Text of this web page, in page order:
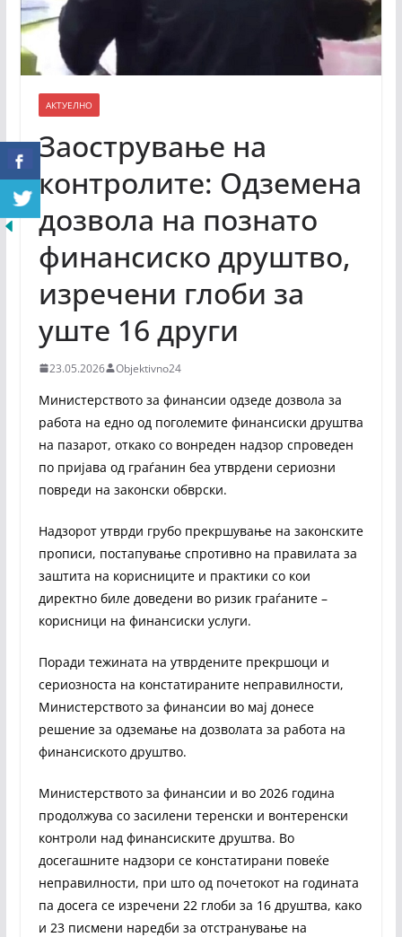
АКТУЕЛНО
Заострување на
контролите: Одземена
дозвола на познато
финансиско друштво,
изречени глоби за
уште 16 други
23.05.2026 Objektivno24
Министерството за финансии одзеде дозвола за
работа на едно од поголемите финансиски друштва
на пазарот, откако со вонреден надзор спроведен
по пријава од граѓанин беа утврдени сериозни
повреди на законски обврски.
Надзорот утврди грубо прекршување на законските
прописи, постапување спротивно на правилата за
заштита на корисниците и практики со кои
директно биле доведени во ризик граѓаните –
корисници на финансиски услуги.
Поради тежината на утврдените прекршоци и
сериозноста на констатираните неправилности,
Министерството за финансии во мај донесе
решение за одземање на дозволата за работа на
финансиското друштво.
Министерството за финансии и во 2026 година
продолжува со засилени теренски и вонтеренски
контроли над финансиските друштва. Во
досегашните надзори се констатирани повеќе
неправилности, при што од почетокот на годината
па досега се изречени 22 глоби за 16 друштва, како
и 23 писмени наредби за отстранување на